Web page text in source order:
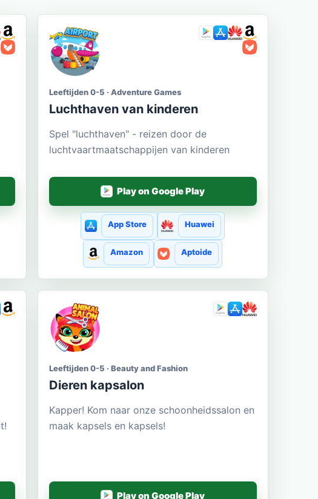
Leeftijden 0-5 · Adventure Games
Luchthaven van kinderen
Spel "luchthaven" - reizen door de
luchtvaartmaatschappijen van kinderen
Play on Google Play
App Store Huawei
Amazon Aptoide
Leeftijden 0-5 · Beauty and Fashion
Dieren kapsalon
Kapper! Kom naar onze schoonheidssalon en
maak kapsels en kapsels!
Play on Google Play